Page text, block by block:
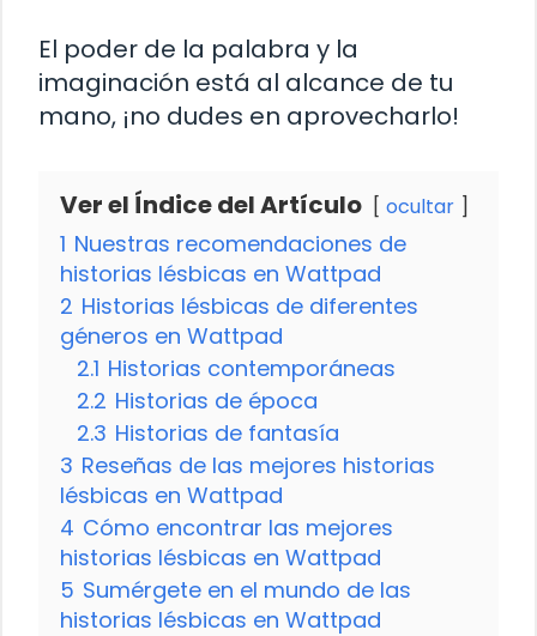
El poder de la palabra y la
imaginación está al alcance de tu
mano, ¡no dudes en aprovecharlo!
Ver el Índice del Artículo ocultar
1 Nuestras recomendaciones de
historias lésbicas en Wattpad
2 Historias lésbicas de diferentes
géneros en Wattpad
2.1 Historias contemporáneas
2.2 Historias de época
2.3 Historias de fantasía
3 Reseñas de las mejores historias
lésbicas en Wattpad
4 Cómo encontrar las mejores
historias lésbicas en Wattpad
5 Sumérgete en el mundo de las
historias lésbicas en Wattpad